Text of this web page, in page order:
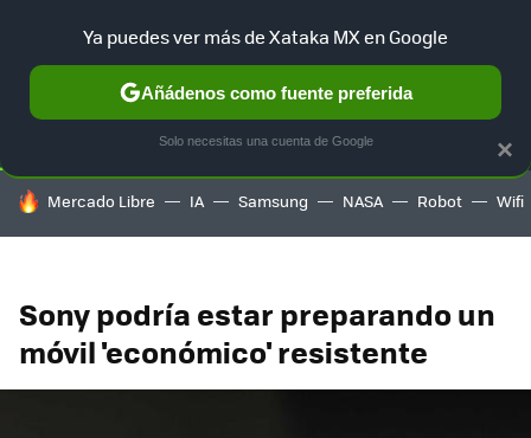
SELECCIÓN GAMING HOME AUTO TERRITORIO
HOY SE HABLA DE
Mercado Libre IA Samsung NASA Robot Wifi
Sony podría estar preparando un
móvil 'económico' resistente
×
Ya puedes ver más de Xataka MX en Google
Añádenos como fuente preferida
Solo necesitas una cuenta de Google